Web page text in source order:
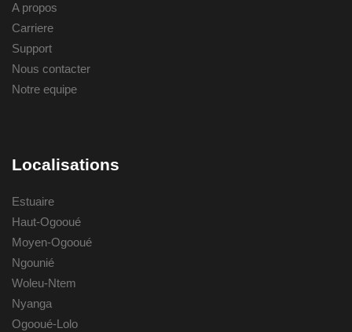
A propos
Carriere
Support
Nous contacter
Notre equipe
Localisations
Estuaire
Haut-Ogooué
Moyen-Ogooué
Ngounié
Woleu-Ntem
Nyanga
Ogooué-Lolo